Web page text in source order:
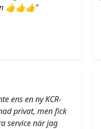
👍👍👍"
ens en ny KCR-
privat, men fick
service när jag